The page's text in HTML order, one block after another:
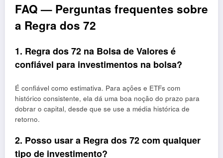
FAQ — Perguntas frequentes sobre
a Regra dos 72
1. Regra dos 72 na Bolsa de Valores é
confiável para investimentos na bolsa?
É confiável como estimativa. Para ações e ETFs com
histórico consistente, ela dá uma boa noção do prazo para
dobrar o capital, desde que se use a média histórica de
retorno.
2. Posso usar a Regra dos 72 com qualquer
tipo de investimento?